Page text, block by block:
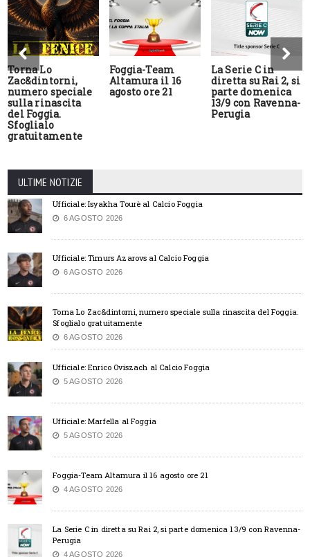
Torna Lo
Zac&dintorni,
numero speciale
sulla rinascita
del Foggia.
Sfoglialo
gratuitamente
Foggia-Team
Altamura il 16
agosto ore 21
La Serie C in
diretta su Rai 2, si
parte domenica
13/9 con Ravenna-
Perugia
ULTIME NOTIZIE
Ufficiale: Isyakha Tourè al Calcio Foggia
6 AGOSTO 2026
Ufficiale: Timurs Azarovs al Calcio Foggia
6 AGOSTO 2026
Torna Lo Zac&dintorni, numero speciale sulla rinascita del Foggia.
Sfoglialo gratuitamente
6 AGOSTO 2026
Ufficiale: Enrico Oviszach al Calcio Foggia
5 AGOSTO 2026
Ufficiale: Marfella al Foggia
5 AGOSTO 2026
Foggia-Team Altamura il 16 agosto ore 21
4 AGOSTO 2026
La Serie C in diretta su Rai 2, si parte domenica 13/9 con Ravenna-
Perugia
4 AGOSTO 2026